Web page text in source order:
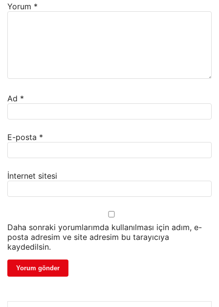
Yorum *
Ad *
E-posta *
İnternet sitesi
Daha sonraki yorumlarımda kullanılması için adım, e-
posta adresim ve site adresim bu tarayıcıya
kaydedilsin.